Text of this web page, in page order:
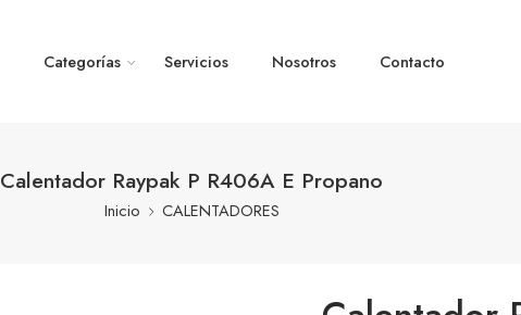
Categorías Servicios Nosotros Contacto
Calentador Raypak P R406A E Propano
Inicio CALENTADORES